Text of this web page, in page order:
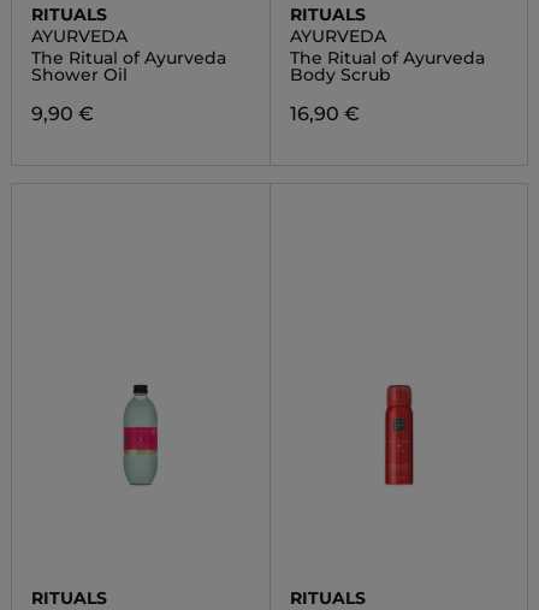
RITUALS
AYURVEDA
The Ritual of Ayurveda
Shower Oil
9,90 €
RITUALS
AYURVEDA
The Ritual of Ayurveda
Body Scrub
16,90 €
RITUALS
RITUALS